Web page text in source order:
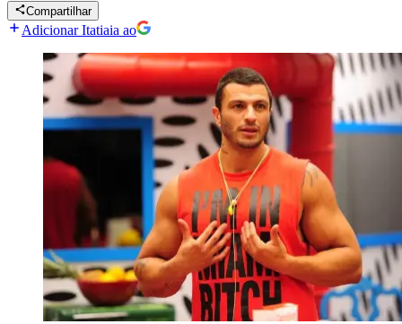
Compartilhar
Adicionar Itatiaia ao